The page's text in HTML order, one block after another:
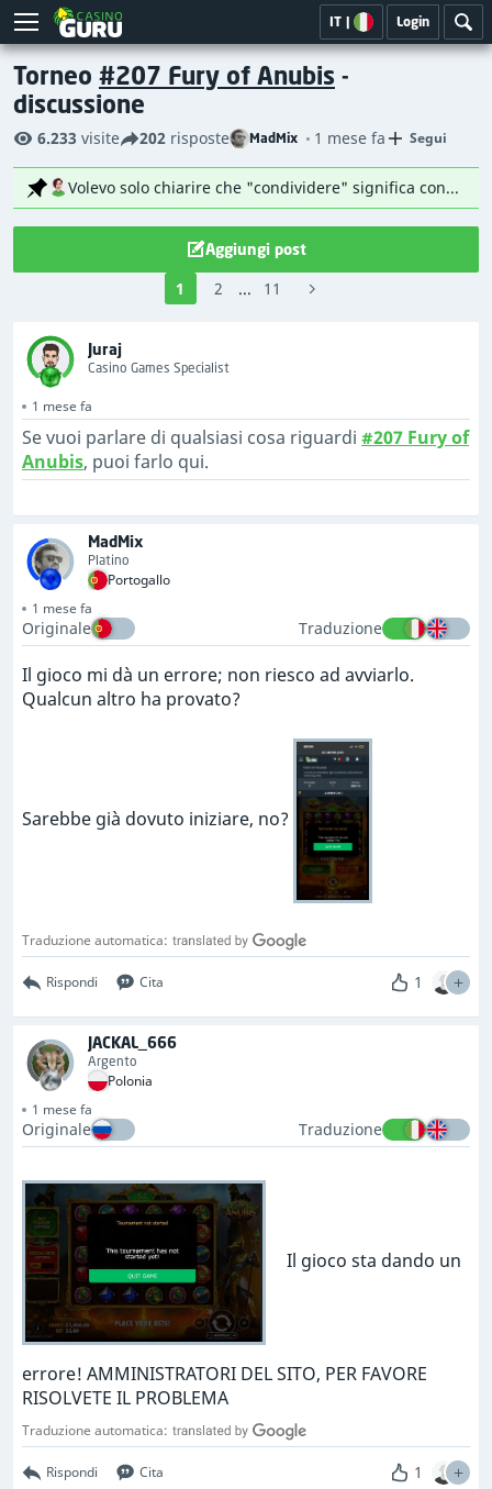
IT | Login
Torneo #207 Fury of Anubis -
discussione
6.233 visite 202 risposte MadMix 1 mese fa Segui
Volevo solo chiarire che "condividere" significa condividere tramite i social media, proprio come indicato dall'apposito pulsante. Non significa condividere link sul forum. 😉
1 2 ... 11
Aggiungi post
Juraj
Casino Games Specialist
1 mese fa
Se vuoi parlare di qualsiasi cosa riguardi #207 Fury of
Anubis, puoi farlo qui.
MadMix
Platino
Portogallo
1 mese fa
Originale Traduzione
Il gioco mi dà un errore; non riesco ad avviarlo.
Qualcun altro ha provato?
Sarebbe già dovuto iniziare, no?
Traduzione automatica:
Rispondi Cita 1
JACKAL_666
Argento
Polonia
1 mese fa
Originale Traduzione
Il gioco sta dando un
errore! AMMINISTRATORI DEL SITO, PER FAVORE
RISOLVETE IL PROBLEMA
Traduzione automatica:
Rispondi Cita 1